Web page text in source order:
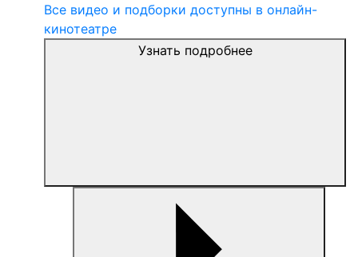
Все видео и подборки доступны в онлайн-
кинотеатре
Узнать подробнее